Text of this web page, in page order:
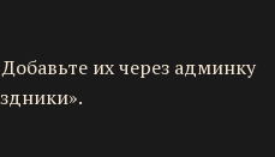
их через админку